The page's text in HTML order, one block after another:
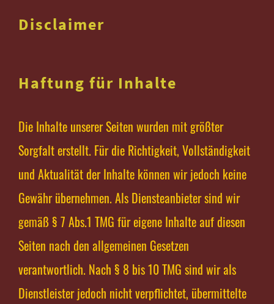
Disclaimer
Haftung für Inhalte
Die Inhalte unserer Seiten wurden mit größter
Sorgfalt erstellt. Für die Richtigkeit, Vollständigkeit
und Aktualität der Inhalte können wir jedoch keine
Gewähr übernehmen. Als Diensteanbieter sind wir
gemäß § 7 Abs.1 TMG für eigene Inhalte auf diesen
Seiten nach den allgemeinen Gesetzen
verantwortlich. Nach § 8 bis 10 TMG sind wir als
Dienstleister jedoch nicht verpflichtet, übermittelte